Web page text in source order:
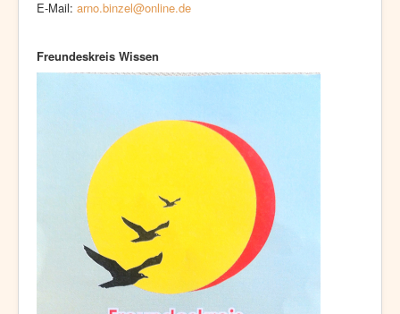
E-Mail: arno.binzel@online.de
Freundeskreis Wissen